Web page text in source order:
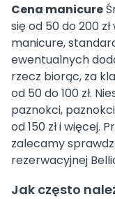
Cena manicure
się od 50 do 200
manicure,
ewentualnych
rzecz biorąc, za
od 50 do 100 zł.
paznokci,
od 150 zł i więcej.
zalecamy
rezerwacyjnej
Jak często